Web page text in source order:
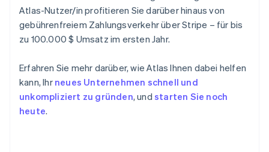
Atlas-Nutzer/in profitieren Sie darüber hinaus von
gebührenfreiem Zahlungsverkehr über Stripe – für bis
zu 100.000 $ Umsatz im ersten Jahr.
Erfahren Sie mehr darüber, wie Atlas Ihnen dabei helfen
kann, Ihr neues Unternehmen schnell und
unkompliziert zu gründen, undstarten Sie noch
heute.